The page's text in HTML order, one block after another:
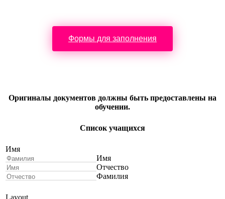
Формы для заполнения
Оригиналы документов должны быть предоставлены на
обучении.
Список учащихся
Имя
Имя
Отчество
Фамилия
Layout